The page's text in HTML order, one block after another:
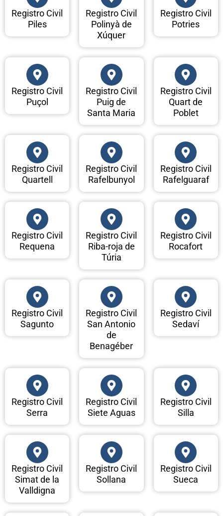
Registro Civil
Piles
Registro Civil
Polinyà de
Xúquer
Registro Civil
Potries
Registro Civil
Puçol
Registro Civil
Puig de
Santa Maria
Registro Civil
Quart de
Poblet
Registro Civil
Quartell
Registro Civil
Rafelbunyol
Registro Civil
Rafelguaraf
Registro Civil
Requena
Registro Civil
Riba-roja de
Túria
Registro Civil
Rocafort
Registro Civil
Sagunto
Registro Civil
San Antonio
de
Benagéber
Registro Civil
Sedaví
Registro Civil
Serra
Registro Civil
Siete Aguas
Registro Civil
Silla
Registro Civil
Simat de la
Valldigna
Registro Civil
Sollana
Registro Civil
Sueca